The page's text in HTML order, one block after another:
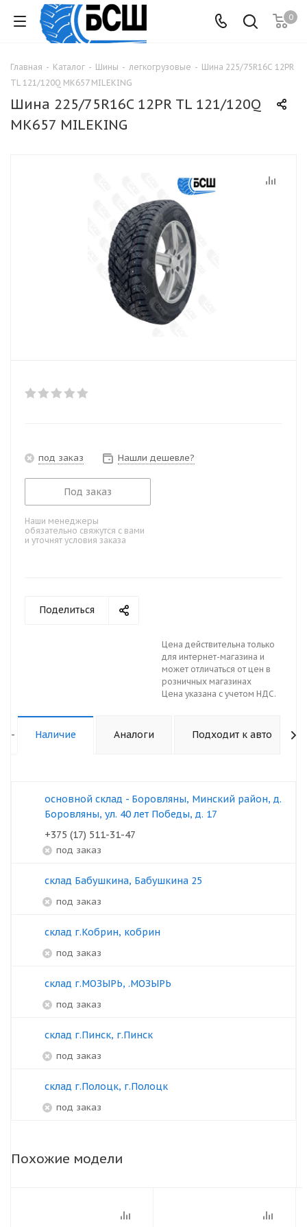
0
Главная - Каталог - Шины - легкогрузовые - Шина 225/75R16C 12PR
TL 121/120Q MK657 MILEKING
Шина 225/75R16C 12PR TL 121/120Q
MK657 MILEKING
под заказ Нашли дешевле?
Под заказ
Наши менеджеры
обязательно свяжутся с вами
и уточнят условия заказа
Поделиться
Цена действительна только
для интернет-магазина и
может отличаться от цен в
розничных магазинах
Цена указана с учетом НДС.
- Наличие Аналоги Подходит к авто
основной склад - Боровляны, Минский район, д.
Боровляны, ул. 40 лет Победы, д. 17
+375 (17) 511-31-47
под заказ
склад Бабушкина, Бабушкина 25
под заказ
склад г.Кобрин, кобрин
под заказ
склад г.МОЗЫРЬ, .МОЗЫРЬ
под заказ
склад г.Пинск, г.Пинск
под заказ
склад г.Полоцк, г.Полоцк
под заказ
Похожие модели